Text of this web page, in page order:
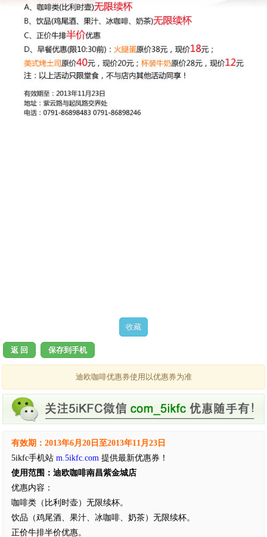
返 回 保存到手机
迪欧咖啡优惠券使用以优惠券为准
有效期：2013年6月20日至2013年11月23日
5ikfc手机站 m.5ikfc.com 提供最新优惠券！
使用范围：迪欧咖啡南昌紫金城店
优惠内容：
咖啡类（比利时壶）无限续杯。
饮品（鸡尾酒、果汁、冰咖啡、奶茶）无限续杯。
正价牛排半价优惠。